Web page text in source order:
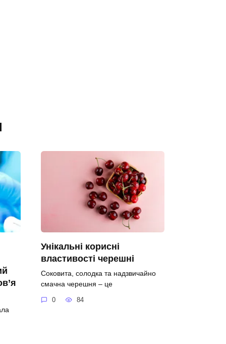
Унікальні корисні
властивості черешні
Соковита, солодка та надзвичайно
смачна черешня – це
0 84